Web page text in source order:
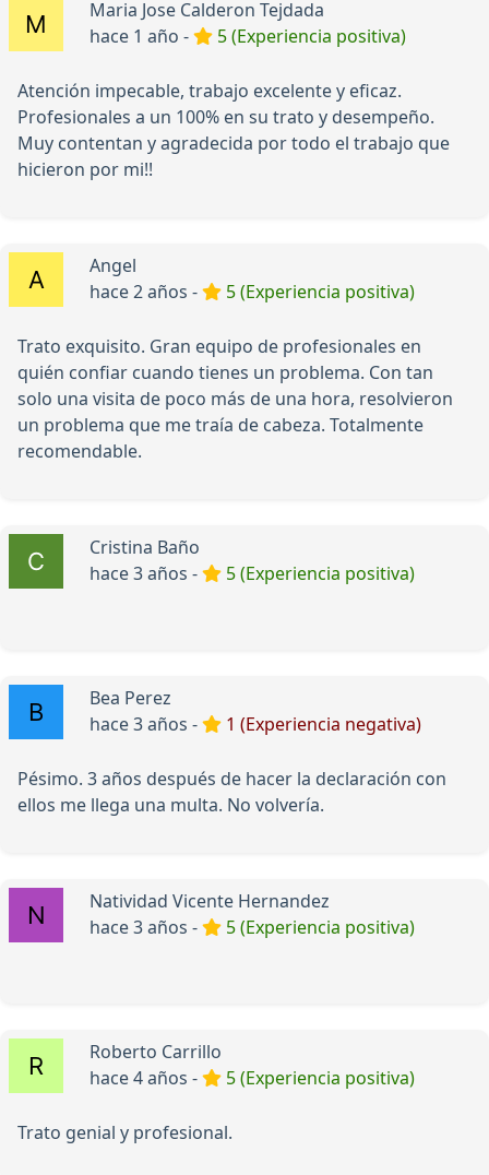
Maria Jose Calderon Tejdada
hace 1 año -
5 (Experiencia positiva)
Atención impecable, trabajo excelente y eficaz.
Profesionales a un 100% en su trato y desempeño.
Muy contentan y agradecida por todo el trabajo que
hicieron por mi!!
Angel
hace 2 años -
5 (Experiencia positiva)
Trato exquisito. Gran equipo de profesionales en
quién confiar cuando tienes un problema. Con tan
solo una visita de poco más de una hora, resolvieron
un problema que me traía de cabeza. Totalmente
recomendable.
Cristina Baño
hace 3 años -
5 (Experiencia positiva)
Bea Perez
hace 3 años -
1 (Experiencia negativa)
Pésimo. 3 años después de hacer la declaración con
ellos me llega una multa. No volvería.
Natividad Vicente Hernandez
hace 3 años -
5 (Experiencia positiva)
Roberto Carrillo
hace 4 años -
5 (Experiencia positiva)
Trato genial y profesional.